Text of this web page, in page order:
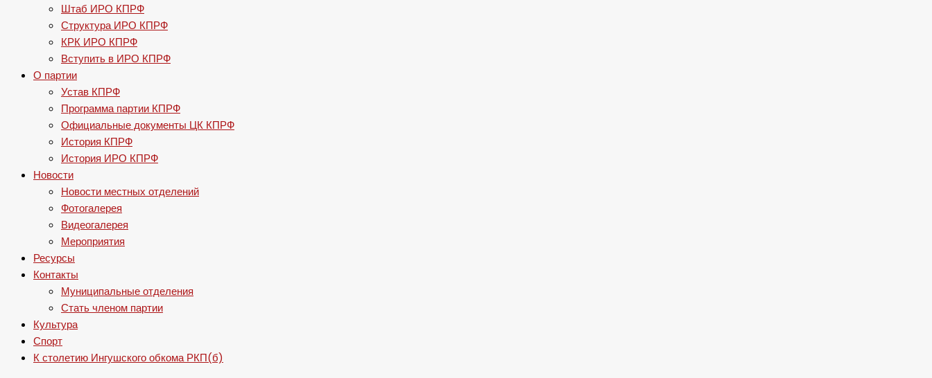
Штаб ИРО КПРФ
Структура ИРО КПРФ
КРК ИРО КПРФ
Вступить в ИРО КПРФ
О партии
Устав КПРФ
Программа партии КПРФ
Официальные документы ЦК КПРФ
История КПРФ
История ИРО КПРФ
Новости
Новости местных отделений
Фотогалерея
Видеогалерея
Мероприятия
Ресурсы
Контакты
Муниципальные отделения
Стать членом партии
Культура
Спорт
К столетию Ингушского обкома РКП(б)